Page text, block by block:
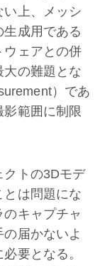
い上、メッシ
成用である
ウェアとの併
大の難題とな
）であ
影範囲に制限
クトの3Dモデ
とは問題にな
キャプチャ
届かないよ
要となる。